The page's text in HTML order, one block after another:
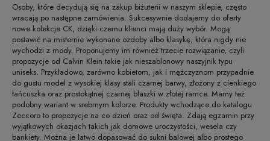
Osoby, które decydują się na zakup biżuterii w naszym sklepie, często
wracają po następne zamówienia. Sukcesywnie dodajemy do oferty
nowe kolekcje CK, dzięki czemu klienci mają duży wybór. Mogą
postawić na misternie wykonane ozdoby albo klasykę, która nigdy nie
wychodzi z mody. Proponujemy im również trzecie rozwiązanie, czyli
propozycje od Calvin Klein takie jak nieszablonowy naszyjnik typu
uniseks. Przykładowo, zarówno kobietom, jak i mężczyznom przypadnie
do gustu model z wysokiej klasy stali czarnej barwy, złożony z cienkiego
łańcuszka oraz prostokątnej czarnej blaszki w złotej ramce. Mamy też
podobny wariant w srebrnym kolorze. Produkty wchodzące do katalogu
Zeccoro to propozycje na co dzień oraz od święta. Zdają egzamin przy
wyjątkowych okazjach takich jak domowe uroczystości, wesela czy
bankiety. Można je łatwo dopasować do sukni balowej albo prostego